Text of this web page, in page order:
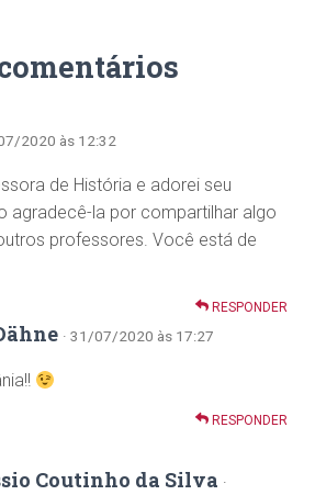
2020 às 12:32
de História e adorei seu
agradecê-la por compartilhar algo
professores. Você está de
RESPONDER
· 31/07/2020 às 17:27
RESPONDER
Coutinho da Silva ·